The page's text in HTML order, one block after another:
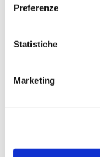
Preferenze
Statistiche
Marketing
Irisacqua
Le accuse mosse
confronti...
Leggi tutto »